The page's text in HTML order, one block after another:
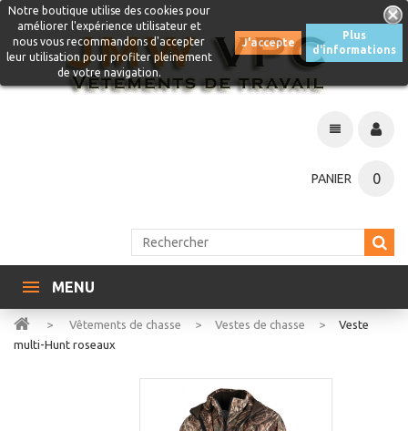
PANIER 0
Notre boutique utilise des cookies pour
améliorer l'expérience utilisateur et
nous vous recommandons d'accepter
leur utilisation pour profiter pleinement
de votre navigation.
J'accepte
Plus
d'informations
MENU
> Vêtements de chasse > Vestes de chasse >
Veste
multi-Hunt roseaux